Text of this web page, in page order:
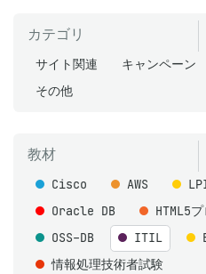
カテゴリ
サイト関連 キャンペーン
その他
教材
Cisco AWS
Oracle DB
HTML5
OSS-DB
ITIL
情報処理技術者試験